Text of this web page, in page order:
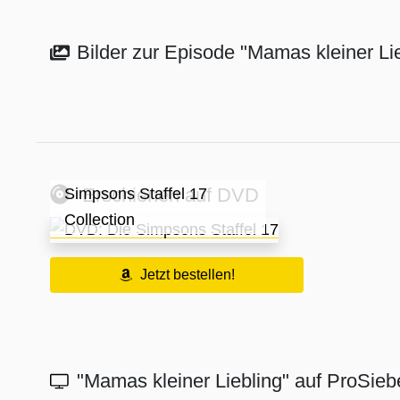
Bilder zur Episode "Mamas kleiner
Erschienen auf DVD
Simpsons Staffel 17
Collection
Jetzt bestellen!
"Mamas kleiner Liebling" auf